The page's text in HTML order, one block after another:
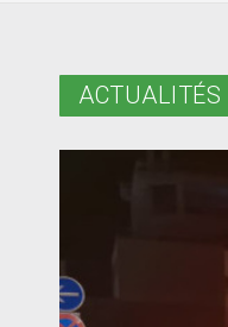
ACTUALITÉS